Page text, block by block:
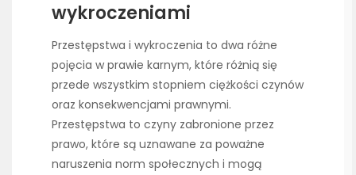
wykroczeniami
Przestępstwa i wykroczenia to dwa różne
pojęcia w prawie karnym, które różnią się
przede wszystkim stopniem ciężkości czynów
oraz konsekwencjami prawnymi.
Przestępstwa to czyny zabronione przez
prawo, które są uznawane za poważne
naruszenia norm społecznych i mogą